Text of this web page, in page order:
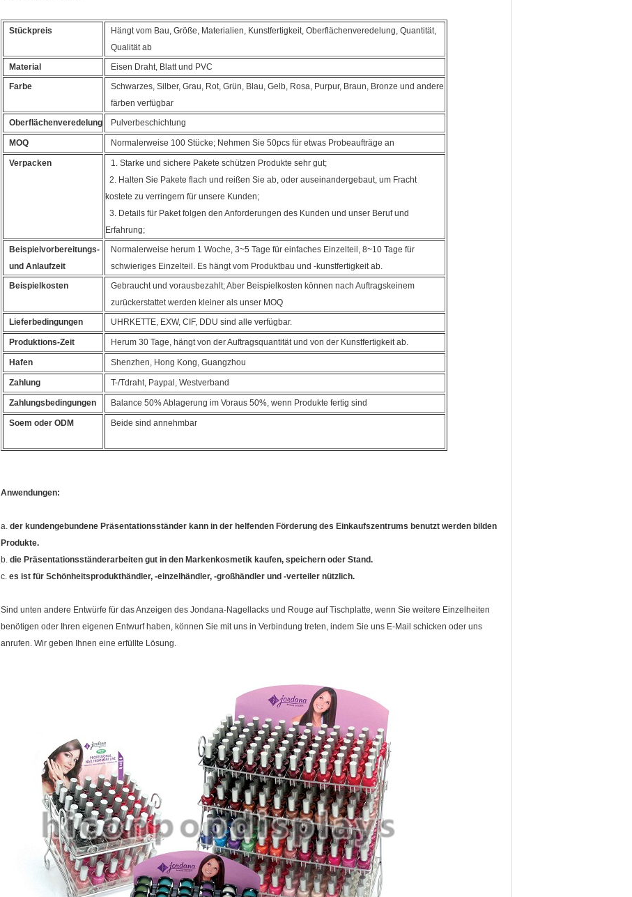
Stückpreis
Hängt vom Bau, Größe, Materialien, Kunstfertigkeit, Oberflächenveredelung, Quantität,
Qualität ab
Material
Eisen Draht, Blatt und PVC
Farbe
Schwarzes, Silber, Grau, Rot, Grün, Blau, Gelb, Rosa, Purpur, Braun, Bronze und andere
färben verfügbar
Oberflächenveredelung
Pulverbeschichtung
MOQ Normalerweise 100 Stücke; Nehmen Sie 50pcs für etwas Probeaufträge an
Verpacken
1. Starke und sichere Pakete schützen Produkte sehr gut;
2. Halten Sie Pakete flach und reißen Sie ab, oder auseinandergebaut, um Fracht
kostete zu verringern für unsere Kunden;
3. Details für Paket folgen den Anforderungen des Kunden und unser Beruf und
Erfahrung;
Beispielvorbereitungs-
und Anlaufzeit
Normalerweise herum 1 Woche, 3~5 Tage für einfaches Einzelteil, 8~10 Tage für
schwieriges Einzelteil. Es hängt vom Produktbau und -kunstfertigkeit ab.
Beispielkosten
Gebraucht und vorausbezahlt; Aber Beispielkosten können nach Auftragskeinem
zurückerstattet werden kleiner als unser MOQ
Lieferbedingungen
UHRKETTE, EXW, CIF, DDU sind alle verfügbar.
Produktions-Zeit Herum 30 Tage, hängt von der Auftragsquantität und von der Kunstfertigkeit ab.
Hafen Shenzhen, Hong Kong, Guangzhou
Zahlung T-/Tdraht, Paypal, Westverband
Zahlungsbedingungen Balance 50% Ablagerung im Voraus 50%, wenn Produkte fertig sind
Soem oder ODM Beide sind annehmbar
Anwendungen:
a. der kundengebundene Präsentationsständer kann in der helfenden Förderung des Einkaufszentrums benutzt werden bilden
Produkte.
b. die Präsentationsständerarbeiten gut in den Markenkosmetik kaufen, speichern oder Stand.
c. es ist für Schönheitsprodukthändler, -einzelhändler, -großhändler und -verteiler nützlich.
Sind unten andere Entwürfe für das Anzeigen des Jondana-Nagellacks und Rouge auf Tischplatte, wenn Sie weitere Einzelheiten
benötigen oder Ihren eigenen Entwurf haben, können Sie mit uns in Verbindung treten, indem Sie uns E-Mail schicken oder uns
anrufen. Wir geben Ihnen eine erfüllte Lösung.